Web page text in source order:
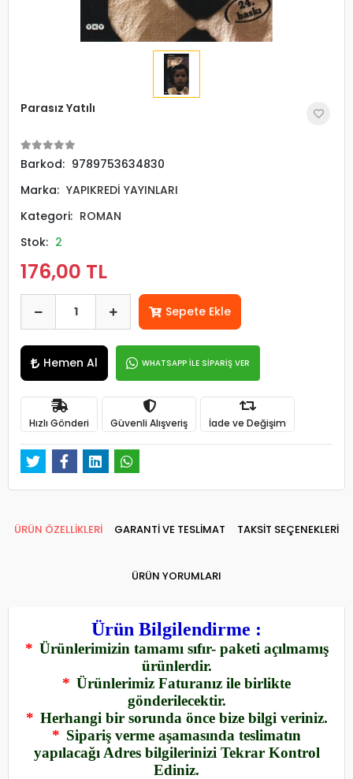
Parasız Yatılı
Barkod: 9789753634830
Marka: YAPIKREDİ YAYINLARI
Kategori: ROMAN
Stok: 2
176,00 TL
Sepete Ekle
Hemen Al WHATSAPP İLE SİPARİŞ VER
Hızlı Gönderi Güvenli Alışveriş İade ve Değişim
ÜRÜN ÖZELLİKLERİ GARANTİ VE TESLİMAT TAKSİT SEÇENEKLERİ
ÜRÜN YORUMLARI
Ürün Bilgilendirme :
* Ürünlerimizin tamamı sıfır- paketi açılmamış
ürünlerdir.
* Ürünlerimiz Faturanız ile birlikte
gönderilecektir.
* Herhangi bir sorunda önce bize bilgi veriniz.
* Sipariş verme aşamasında teslimatın
yapılacağı Adres bilgilerinizi Tekrar Kontrol
Ediniz.